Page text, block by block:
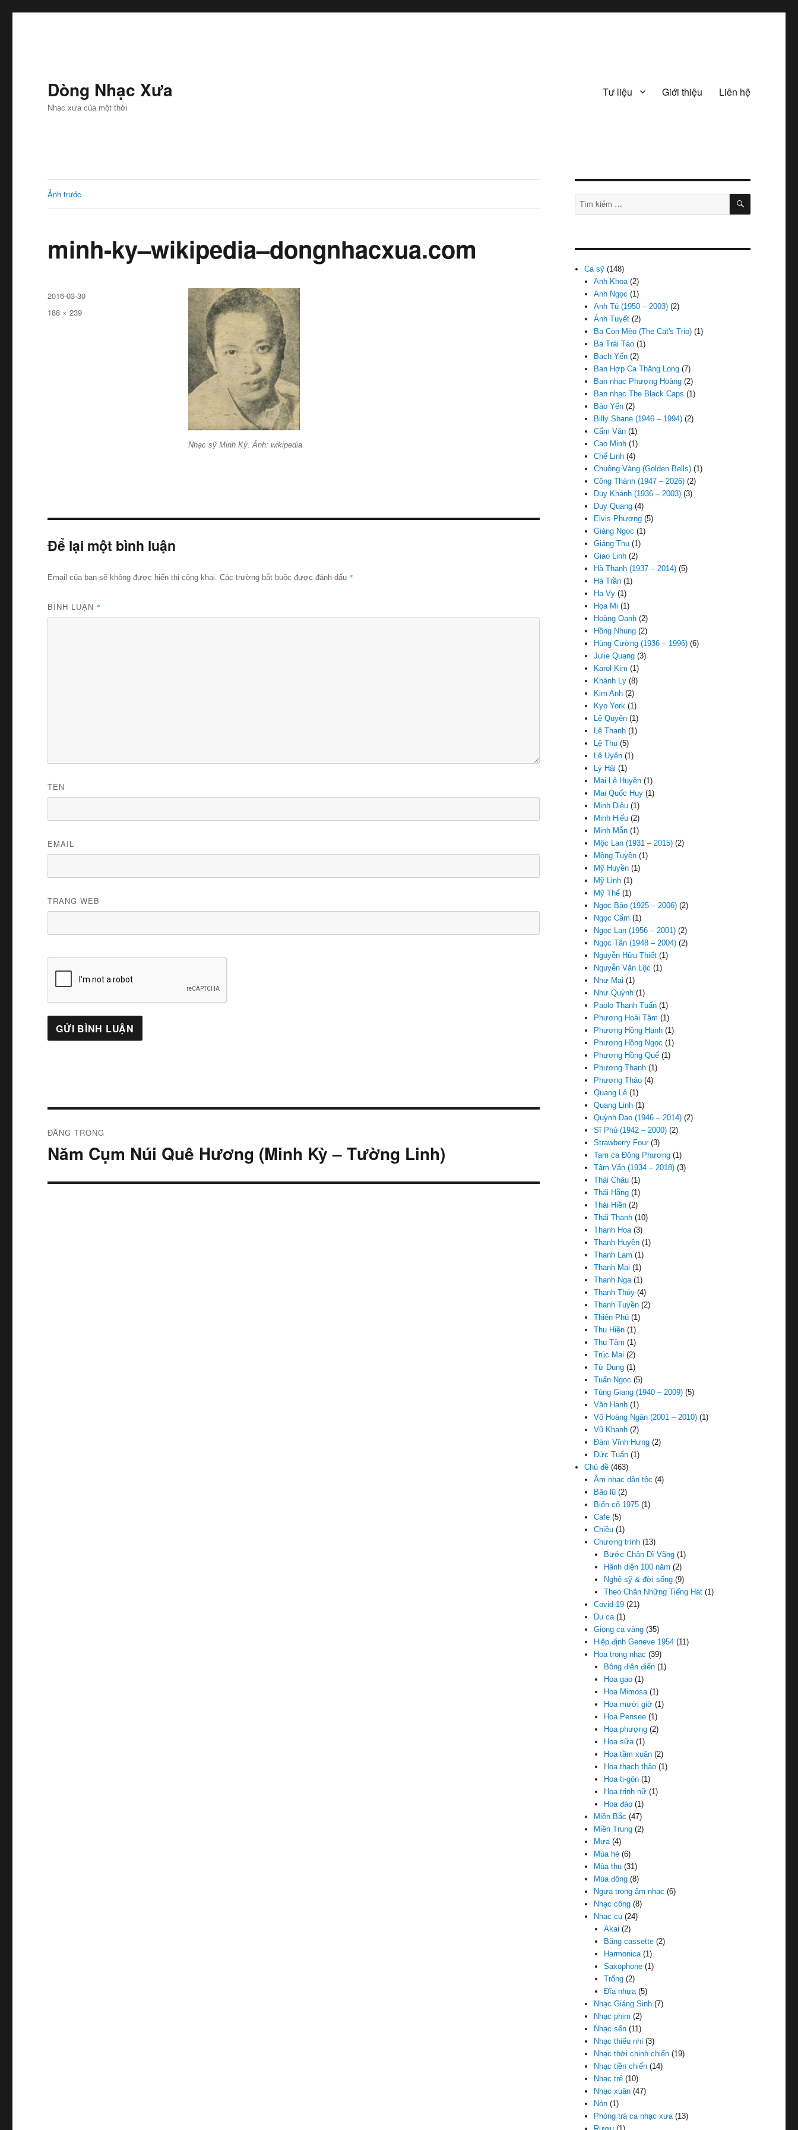
Dòng Nhạc Xưa
Nhạc xưa của một thời
Tư liệu Giới thiệu Liên hệ
Ảnh trước
minh-ky–wikipedia–dongnhacxua.com
Nhạc sỹ Minh Kỳ. Ảnh: wikipedia
Đăng
ngày
2016-03-30
Kích
188 × 239
Để lại một bình luận
Email của bạn sẽ không được hiển thị công khai. Các trường bắt buộc được đánh dấu *
BÌNH LUẬN *
TÊN
EMAIL
TRANG WEB
hướng
ĐĂNG TRONG
Năm Cụm Núi Quê Hương (Minh Kỳ – Tường Linh)
Tìm
kiếm:
TÌM
Ca sỹ (148)
Anh Khoa(2)
Anh Ngọc (1)
Anh Tú (1950 – 2003) (2)
Ánh Tuyết (2)
Ba Con Mèo (The Cat's Trio) (1)
Ba Trái Táo (1)
Bạch Yến (2)
Ban Hợp Ca Thăng Long (7)
Ban nhạc Phượng Hoàng (2)
Ban nhạc The Black Caps (1)
Bảo Yến (2)
Billy Shane (1946 – 1994) (2)
Cẩm Vân (1)
Cao Minh (1)
Chế Linh (4)
Chuông Vàng (Golden Bells) (1)
Công Thành (1947 – 2026) (2)
Duy Khánh (1936 – 2003) (3)
Duy Quang (4)
Elvis Phương (5)
Giáng Ngọc (1)
Giáng Thu (1)
Giao Linh (2)
Hà Thanh (1937 – 2014) (5)
Hà Trần (1)
Hạ Vy (1)
Họa Mi (1)
Hoàng Oanh (2)
Hồng Nhung (2)
Hùng Cường (1936 – 1996) (6)
Julie Quang (3)
Karol Kim (1)
Khánh Ly (8)
Kim Anh (2)
Kyo York (1)
Lệ Quyên (1)
Lệ Thanh (1)
Lệ Thu (5)
Lê Uyên (1)
Lý Hải (1)
Mai Lệ Huyền (1)
Mai Quốc Huy (1)
Minh Diệu (1)
Minh Hiếu (2)
Minh Mẫn (1)
Mộc Lan (1931 – 2015) (2)
Mộng Tuyền (1)
Mỹ Huyền (1)
Mỹ Linh (1)
Mỹ Thể (1)
Ngọc Bảo (1925 – 2006) (2)
Ngọc Cẩm (1)
Ngọc Lan (1956 – 2001) (2)
Ngọc Tân (1948 – 2004) (2)
Nguyễn Hữu Thiết (1)
Nguyễn Văn Lộc (1)
Như Mai (1)
Như Quỳnh (1)
Paolo Thanh Tuấn (1)
Phương Hoài Tâm (1)
Phương Hồng Hạnh (1)
Phương Hồng Ngọc (1)
Phương Hồng Quế (1)
Phương Thanh (1)
Phương Thảo (4)
Quang Lê (1)
Quang Linh (1)
Quỳnh Dao (1946 – 2014) (2)
Sĩ Phú (1942 – 2000) (2)
Strawberry Four(3)
Tam ca Đông Phương (1)
Tâm Vấn (1934 – 2018) (3)
Thái Châu (1)
Thái Hằng (1)
Thái Hiền (2)
Thái Thanh (10)
Thanh Hoa(3)
Thanh Huyền (1)
Thanh Lam (1)
Thanh Mai (1)
Thanh Nga(1)
Thanh Thúy (4)
Thanh Tuyền (2)
Thiên Phú (1)
Thu Hiền (1)
Thu Tâm (1)
Trúc Mai (2)
Từ Dung (1)
Tuấn Ngọc (5)
Tùng Giang (1940 – 2009) (5)
Văn Hanh (1)
Võ Hoàng Ngân (2001 – 2010) (1)
Vũ Khanh (2)
Đàm Vĩnh Hưng (2)
Đức Tuấn (1)
Chủ đề (463)
Âm nhạc dân tộc (4)
Bão lũ (2)
Biến cố 1975 (1)
Cafe (5)
Chiều (1)
Chương trình (13)
Bước Chân Dĩ Vãng(1)
Hãnh diện 100 năm (2)
Nghệ sỹ & đời sống(9)
Theo Chân Những Tiếng Hát(1)
Covid-19 (21)
Du ca(1)
Giọng ca vàng (35)
Hiệp định Geneve 1954 (11)
Hoa trong nhạc (39)
Bông điên điển(1)
Hoa gạo(1)
Hoa Mimosa(1)
Hoa mười giờ(1)
Hoa Pensee(1)
Hoa phượng(2)
Hoa sữa(1)
Hoa tầm xuân(2)
Hoa thạch thảo(1)
Hoa ti-gôn(1)
Hoa trinh nữ(1)
Hoa đào(1)
Miền Bắc (47)
Miền Trung (2)
Mưa(4)
Mùa hè (6)
Mùa thu (31)
Mùa đông (8)
Ngựa trong âm nhạc (6)
Nhạc công (8)
Nhạc cụ (24)
Akai (2)
Băng cassette(2)
Harmonica(1)
Saxophone(1)
Trống(2)
Đĩa nhựa(5)
Nhạc Giáng Sinh (7)
Nhạc phim (2)
Nhạc sến (11)
Nhạc thiếu nhi (3)
Nhạc thời chinh chiến (19)
Nhạc tiền chiến (14)
Nhạc trẻ (10)
Nhạc xuân (47)
Nón (1)
Phòng trà ca nhạc xưa(13)